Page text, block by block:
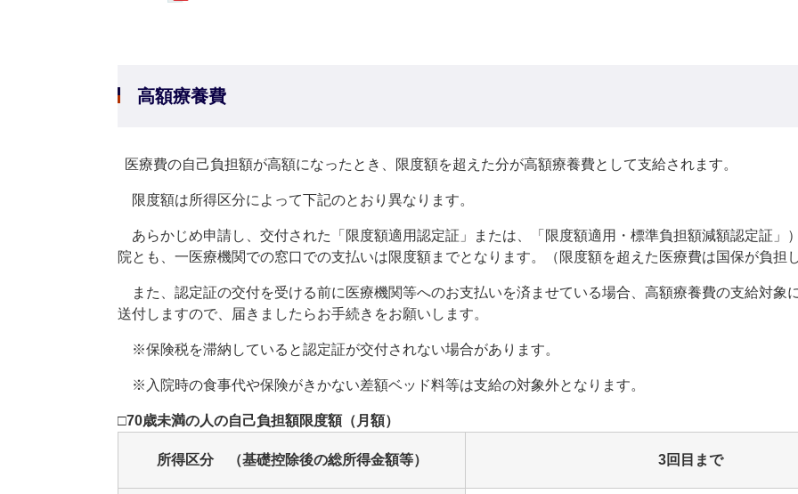
高額療養費
医療費の自己負担額が高額になったとき、限度額を超えた分が高額療養費として支給されます。
限度額は所得区分によって下記のとおり異なります。
あらかじめ申請し、交付された「限度額適用認定証」または、「限度額適用・標準負担額減額認定証」
院とも、一医療機関での窓口での支払いは限度額までとなります。（限度額を超えた医療費は国保が負担
また、認定証の交付を受ける前に医療機関等へのお支払いを済ませている場合、高額療養費の支給対象
送付しますので、届きましたらお手続きをお願いします。
※保険税を滞納していると認定証が交付されない場合があります。
※入院時の食事代や保険がきかない差額ベッド料等は支給の対象外となります。
□70歳未満の人の自己負担額限度額（月額）
所得区分 （基礎控除後の総所得金額等） 3回目まで